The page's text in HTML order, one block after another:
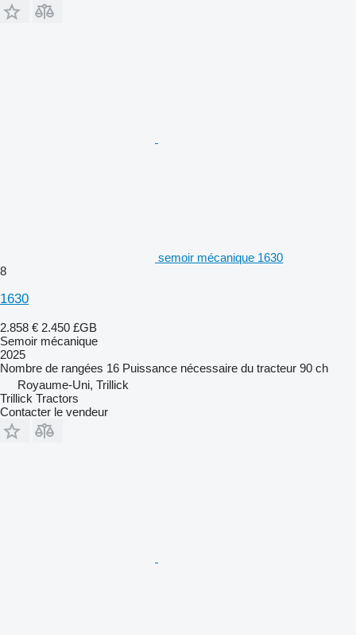
semoir mécanique 1630
8
1630
2.858 € 2.450 £GB
Semoir mécanique
2025
Nombre de rangées 16 Puissance nécessaire du tracteur 90 ch
Royaume-Uni, Trillick
Trillick Tractors
Contacter le vendeur